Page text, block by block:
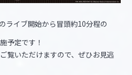
ライブ開始から冒頭約10分程の
予定です！
覧いただけますので、ぜひお見逃